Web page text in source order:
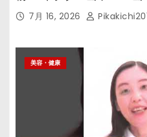
7月 16, 2026
美容・健康